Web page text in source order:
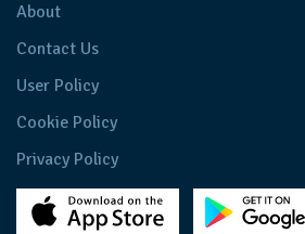
About
Contact Us
User Policy
Cookie Policy
Privacy Policy